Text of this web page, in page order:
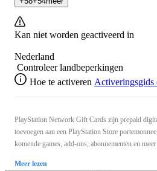
Kan niet worden geactiveerd in
Nederland
Controleer landbeperkingen
Hoe te activeren Activeringsgids
PlayStation Network Gift Cards zijn prepaid
toevoegen aan een PlayStation Store
komende games, add-ons, abonnementen en
Meer lezen